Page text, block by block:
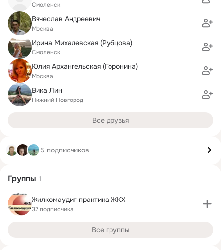
Смоленск
Вячеслав Андреевич
Москва
Ирина Михалевская (Рубцова)
Смоленск
Юлия Архангельская (Горонина)
Москва
Вика Лин
Нижний Новгород
Все друзья
5 подписчиков
Группы 1
Жилкомаудит практика ЖКХ
32 подписчика
Все группы